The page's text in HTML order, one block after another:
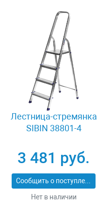
Лестница-стремянка
SIBIN 38801-4
3 481 руб.
Сообщить о поступлении
Нет в наличии